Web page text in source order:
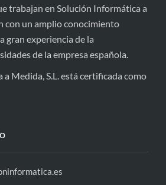
trabajan en Solución Informática a
con un amplio conocimiento
gran experiencia de la
de la empresa española.
Medida, S.L. está certificada como